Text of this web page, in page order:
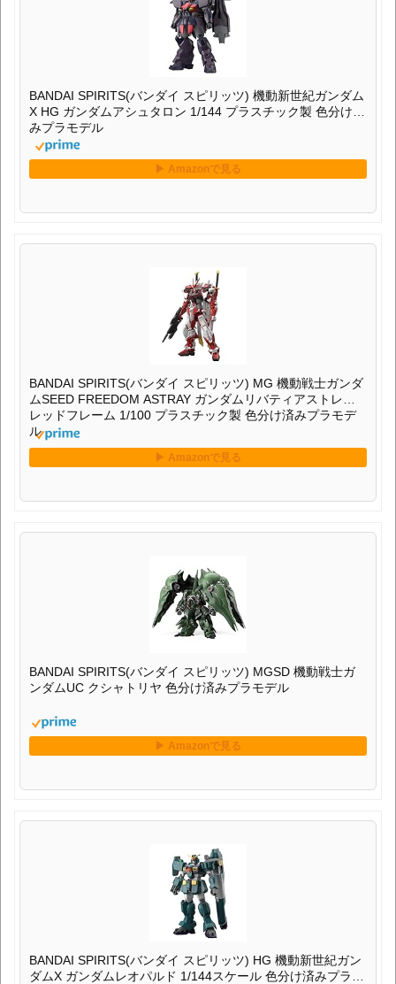
BANDAI SPIRITS(バンダイ スピリッツ) 機動新世紀ガンダム
X HG ガンダムアシュタロン 1/144 プラスチック製 色分け済
みプラモデル
BANDAI SPIRITS(バンダイ スピリッツ) MG 機動戦士ガンダ
ムSEED FREEDOM ASTRAY ガンダムリバティアストレイ
レッドフレーム 1/100 プラスチック製 色分け済みプラモデ
ル
BANDAI SPIRITS(バンダイ スピリッツ) MGSD 機動戦士ガ
ンダムUC クシャトリヤ 色分け済みプラモデル
BANDAI SPIRITS(バンダイ スピリッツ) HG 機動新世紀ガン
ダムX ガンダムレオパルド 1/144スケール 色分け済みプラモ